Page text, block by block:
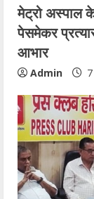
मेट्रो अस्पाल
पेसमेकर
आभार
Admin